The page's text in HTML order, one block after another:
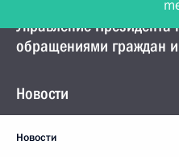
Управление Президента
обращениями граждан
Новости
Новости